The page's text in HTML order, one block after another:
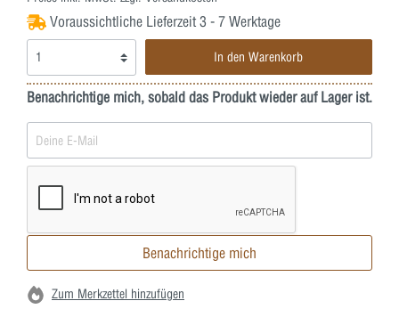
Voraussichtliche Lieferzeit 3 - 7 Werktage
In den Warenkorb
Benachrichtige mich, sobald das Produkt wieder auf Lager ist.
Benachrichtige mich
Zum Merkzettel hinzufügen